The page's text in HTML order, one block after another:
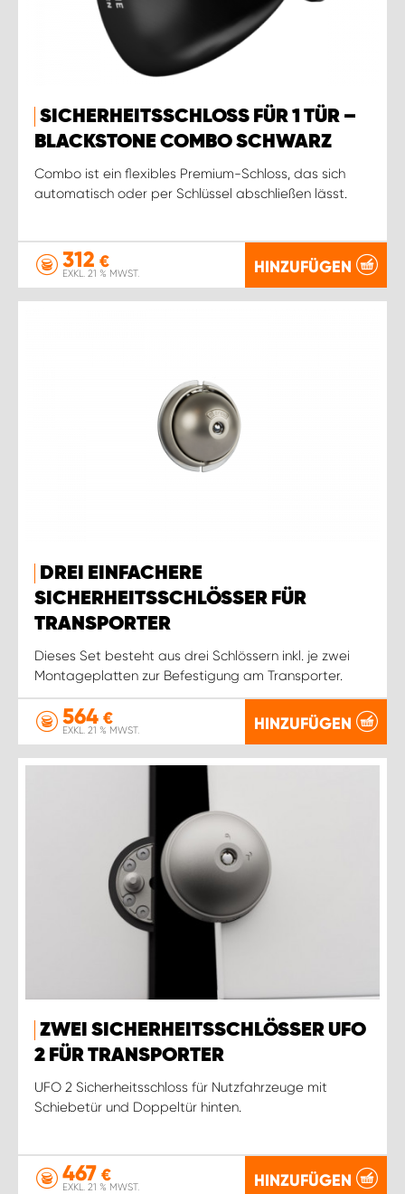
SICHERHEITSSCHLOSS FÜR 1 TÜR –
BLACKSTONE COMBO SCHWARZ
Combo ist ein flexibles Premium-Schloss, das sich
automatisch oder per Schlüssel abschließen lässt.
312 €
EXKL. 21 % MWST. HINZUFÜGEN
DREI EINFACHERE
SICHERHEITSSCHLÖSSER FÜR
TRANSPORTER
Dieses Set besteht aus drei Schlössern inkl. je zwei
Montageplatten zur Befestigung am Transporter.
564 €
EXKL. 21 % MWST. HINZUFÜGEN
ZWEI SICHERHEITSSCHLÖSSER UFO
2 FÜR TRANSPORTER
UFO 2 Sicherheitsschloss für Nutzfahrzeuge mit
Schiebetür und Doppeltür hinten.
467 €
EXKL. 21 % MWST. HINZUFÜGEN